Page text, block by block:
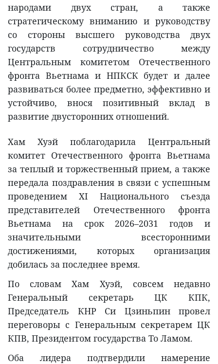
народами двух стран, а также
стратегическому вниманию и руководству
со стороны высшего руководства двух
государств сотрудничество между
Центральным комитетом Отечественного
фронта Вьетнама и НПКСК будет и далее
развиваться более предметно, эффективно и
устойчиво, внося позитивный вклад в
развитие двусторонних отношений.
Хам Хуэй поблагодарила Центральный
комитет Отечественного фронта Вьетнама
за теплый и торжественный прием, а также
передала поздравления в связи с успешным
проведением XI Национального съезда
представителей Отечественного фронта
Вьетнама на срок 2026–2031 годов и
значительными всесторонними
достижениями, которых организация
добилась за последнее время.
По словам Хам Хуэй, совсем недавно
Генеральный секретарь ЦК КПК,
Председатель КНР Си Цзиньпин провел
переговоры с Генеральным секретарем ЦК
КПВ, Президентом государства То Ламом.
Оба лидера подтвердили намерение